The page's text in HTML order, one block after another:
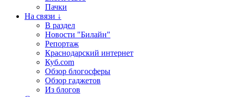
Пачки
На связи ↓
В раздел
Новости "Билайн"
Репортаж
Краснодарский интернет
Куб.com
Обзор блогосферы
Обзор гаджетов
Из блогов